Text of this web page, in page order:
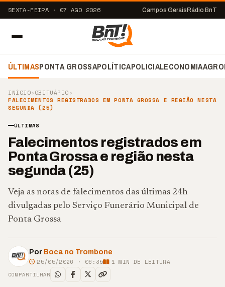
SEXTA-FEIRA · 07 AGO 2026 Campos Gerais Rádio BnT
ÚLTIMASPONTA GROSSAPOLÍTICAPOLICIALECONOMIA
INÍCIO›OBITUÁRIO ›
FALECIMENTOS REGISTRADOS EM PONTA GROSSA E REGIÃO NESTA
SEGUNDA (25)
ÚLTIMAS
Falecimentos registrados em
Ponta Grossa e região nesta
segunda (25)
Veja as notas de falecimentos das últimas 24h
divulgadas pelo Serviço Funerário Municipal de
Ponta Grossa
Por Boca no Trombone
25/05/2026 · 06:35 1 MIN DE LEITURA
COMPARTILHAR